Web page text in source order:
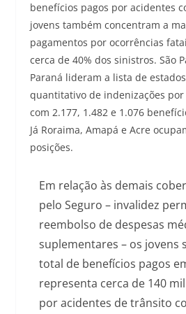
benefícios pagos por acidentes
jovens também concentram a
pagamentos por ocorrências
cerca de 40% dos sinistros. São
Paraná lideram a lista de
quantitativo de indenizações
com 2.177, 1.482 e 1.076
Já Roraima, Amapá e Acre
posições.
Em relação às demais
pelo Seguro – invalidez
reembolso de despesas
suplementares – os jovens
total de benefícios pagos
representa cerca de 140
por acidentes de trânsito